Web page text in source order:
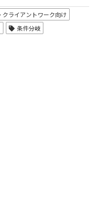
クライアントワーク向け
条件分岐